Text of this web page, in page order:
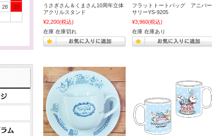
うさぎさん＆くまさん10周年立体
アクリルスタンド
¥2,200(税込)
在庫 在庫切れ
フラットトートバッグ アニバー
サリーYS-9205
¥3,960(税込)
在庫 在庫あり
28
29